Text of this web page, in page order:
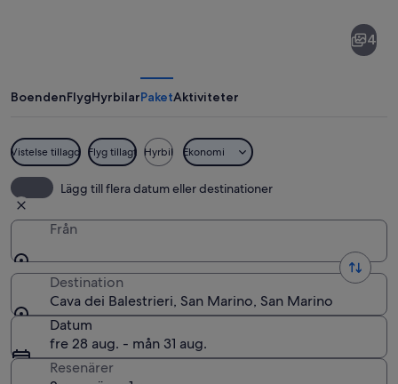
4
BoendenFlygHyrbilarPaketAktiviteter
Vistelse tillagd Flyg tillagt Hyrbil Ekonomi
Lägg till flera datum eller destinationer
Från
Destination
Cava dei Balestrieri, San Marino, San Marino
Datum
fre 28 aug. - mån 31 aug.
Resenärer